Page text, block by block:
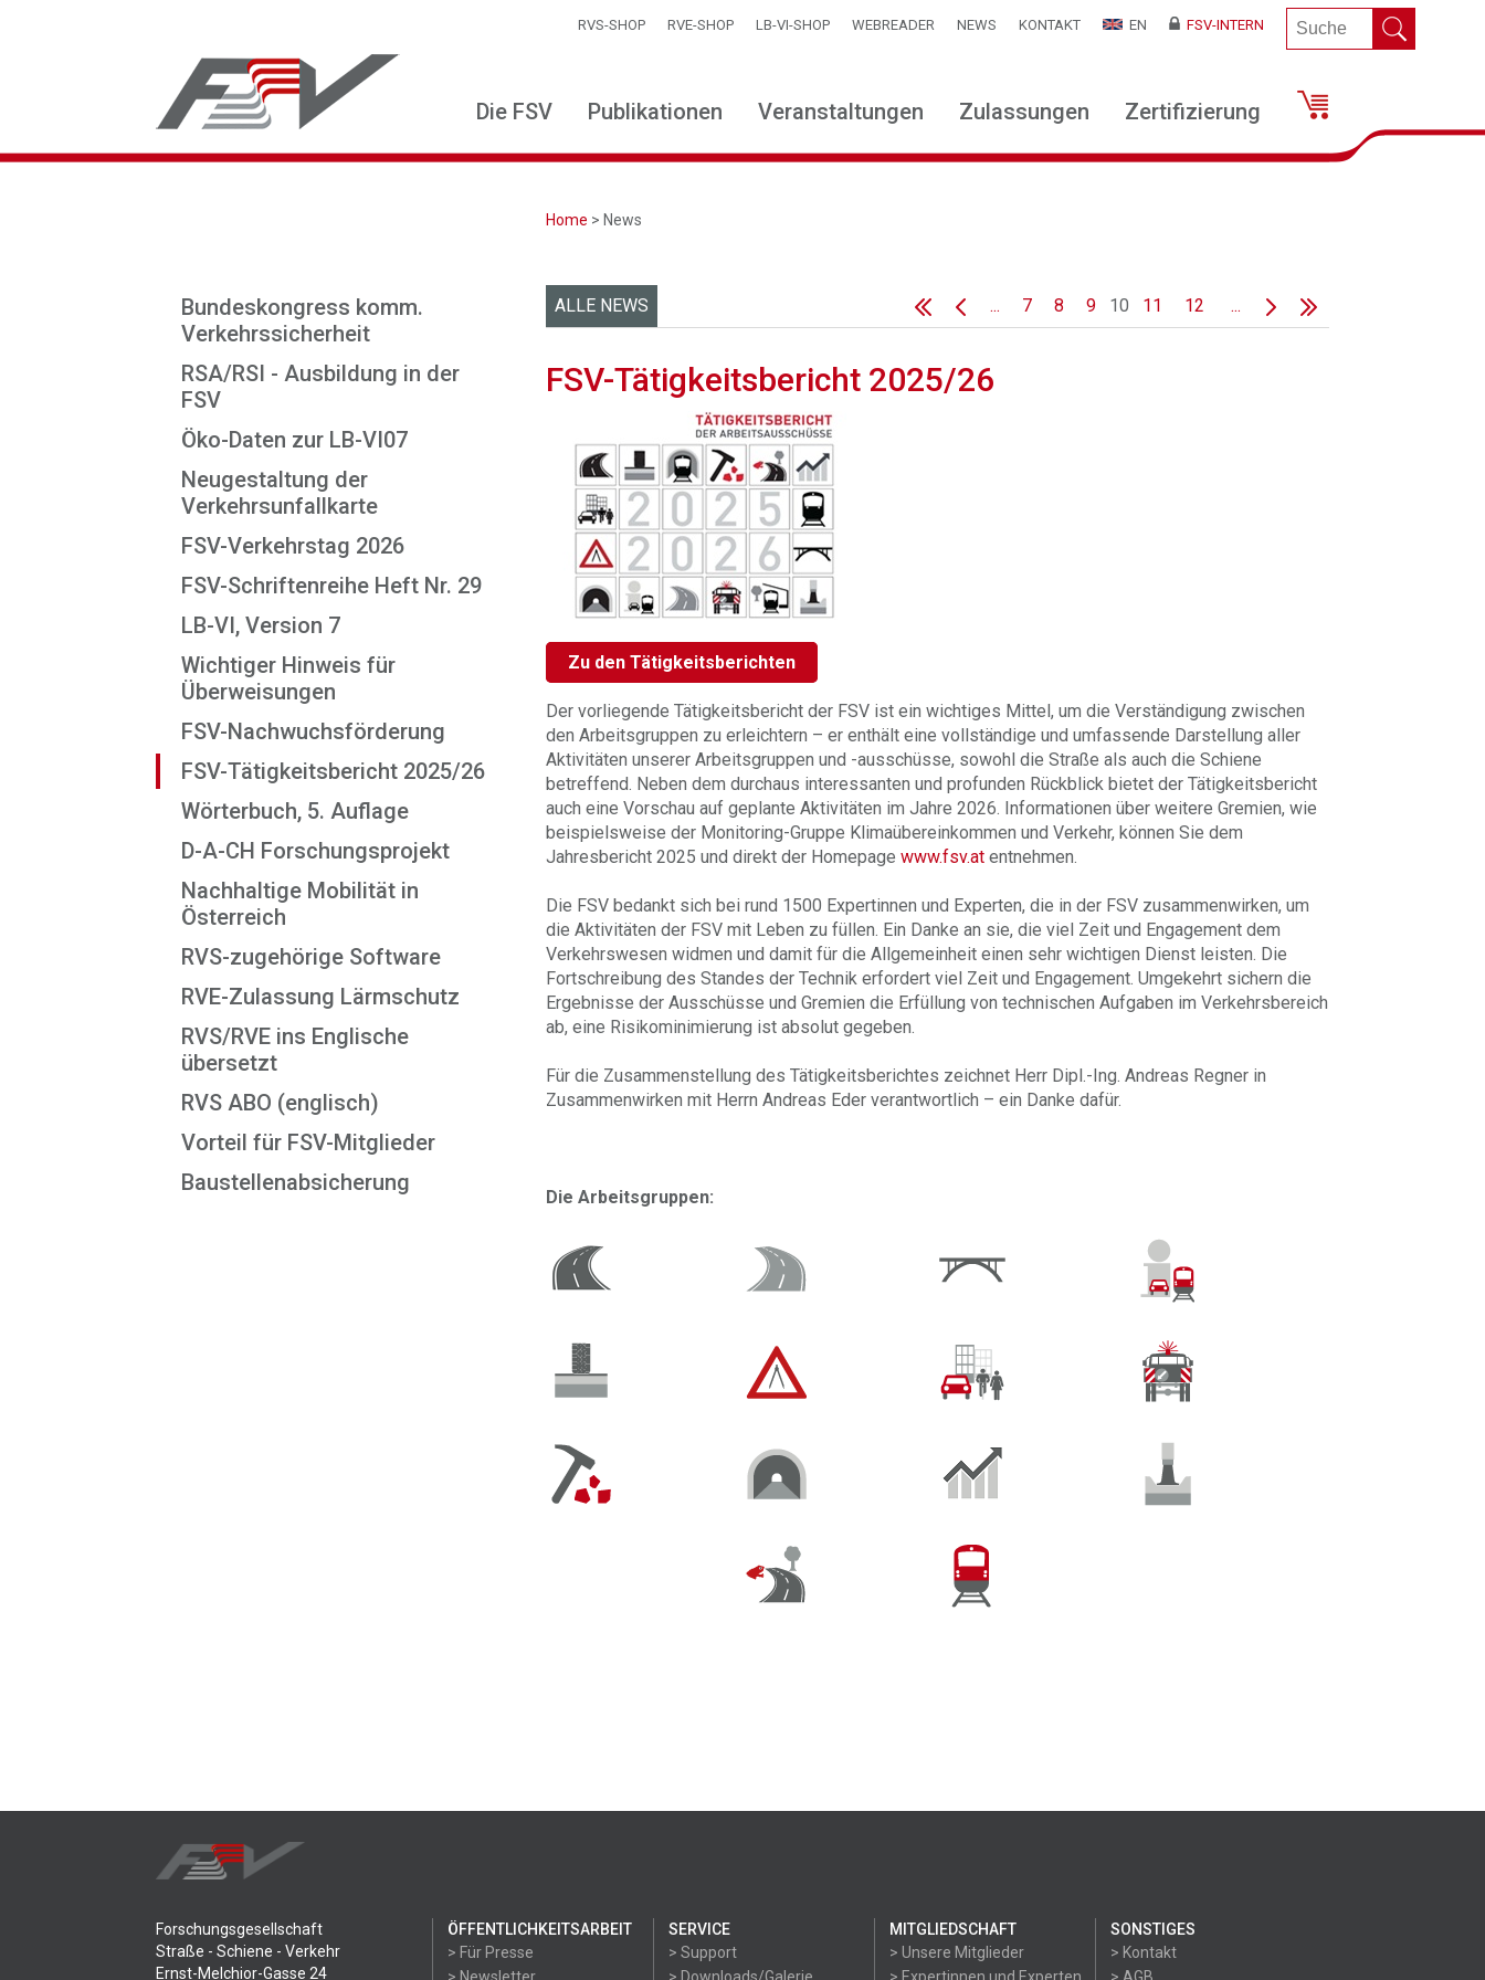
RVS-SHOP RVE-SHOP LB-VI-SHOP WEBREADER NEWS KONTAKT EN FSV-INTERN
Die FSV Publikationen Veranstaltungen Zulassungen Zertifizierung
Home > News
Bundeskongress komm.
Verkehrssicherheit
RSA/RSI - Ausbildung in der
FSV
Öko-Daten zur LB-VI07
Neugestaltung der
Verkehrsunfallkarte
FSV-Verkehrstag 2026
FSV-Schriftenreihe Heft Nr. 29
LB-VI, Version 7
Wichtiger Hinweis für
Überweisungen
FSV-Nachwuchsförderung
FSV-Tätigkeitsbericht 2025/26
Wörterbuch, 5. Auflage
D-A-CH Forschungsprojekt
Nachhaltige Mobilität in
Österreich
RVS-zugehörige Software
RVE-Zulassung Lärmschutz
RVS/RVE ins Englische
übersetzt
RVS ABO (englisch)
Vorteil für FSV-Mitglieder
Baustellenabsicherung
ALLE NEWS ... 7 8 9 10 11 12 ...
FSV-Tätigkeitsbericht 2025/26
Zu den Tätigkeitsberichten
Der vorliegende Tätigkeitsbericht der FSV ist ein wichtiges Mittel, um die Verständigung zwischen
den Arbeitsgruppen zu erleichtern – er enthält eine vollständige und umfassende Darstellung aller
Aktivitäten unserer Arbeitsgruppen und -ausschüsse, sowohl die Straße als auch die Schiene
betreffend. Neben dem durchaus interessanten und profunden Rückblick bietet der Tätigkeitsbericht
auch eine Vorschau auf geplante Aktivitäten im Jahre 2026. Informationen über weitere Gremien, wie
beispielsweise der Monitoring-Gruppe Klimaübereinkommen und Verkehr, können Sie dem
Jahresbericht 2025 und direkt der Homepagewww.fsv.at entnehmen.
Die FSV bedankt sich bei rund 1500 Expertinnen und Experten, die in der FSV zusammenwirken, um
die Aktivitäten der FSV mit Leben zu füllen. Ein Danke an sie, die viel Zeit und Engagement dem
Verkehrswesen widmen und damit für die Allgemeinheit einen sehr wichtigen Dienst leisten. Die
Fortschreibung des Standes der Technik erfordert viel Zeit und Engagement. Umgekehrt sichern die
Ergebnisse der Ausschüsse und Gremien die Erfüllung von technischen Aufgaben im Verkehrsbereich
ab, eine Risikominimierung ist absolut gegeben.
Für die Zusammenstellung des Tätigkeitsberichtes zeichnet Herr Dipl.-Ing. Andreas Regner in
Zusammenwirken mit Herrn Andreas Eder verantwortlich – ein Danke dafür.
Die Arbeitsgruppen:
Forschungsgesellschaft
Straße - Schiene - Verkehr
Ernst-Melchior-Gasse 24
ÖFFENTLICHKEITSARBEIT
> Für Presse
SERVICE
> Support
MITGLIEDSCHAFT
> Unsere Mitglieder
SONSTIGES
> Kontakt